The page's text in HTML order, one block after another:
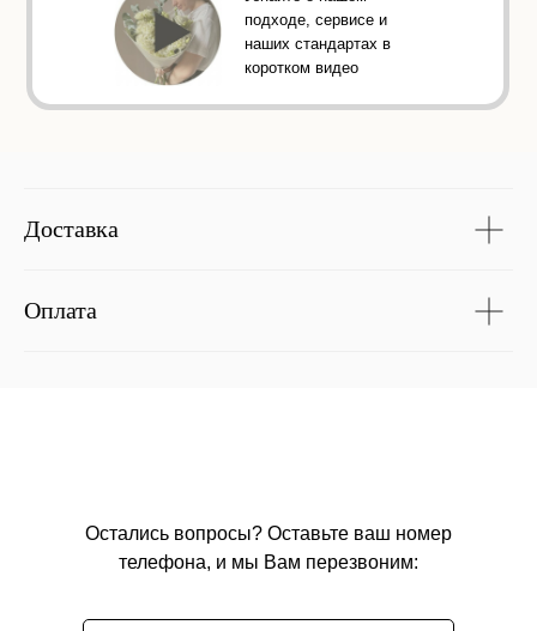
подходе, сервисе и
наших стандартах в
коротком видео
Доставка
Оплата
Остались вопросы? Оставьте ваш номер
телефона, и мы Вам перезвоним: